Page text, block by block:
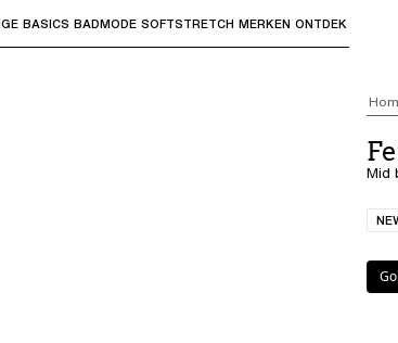
te openen en "Pijl omhoog" of "Escape"
BASICS BADMODE SOFTSTRETCH MERKEN ONTDEK
Mid
Kleur